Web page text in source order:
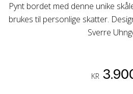
Pynt bordet med denne unike
brukes til personlige skatter.
Sverre
KR